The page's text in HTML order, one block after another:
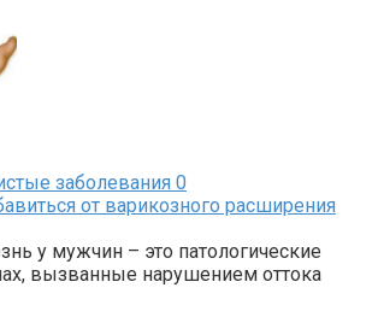
заболевания 0
от варикозного расширения
у мужчин – это патологические
вызванные нарушением оттока